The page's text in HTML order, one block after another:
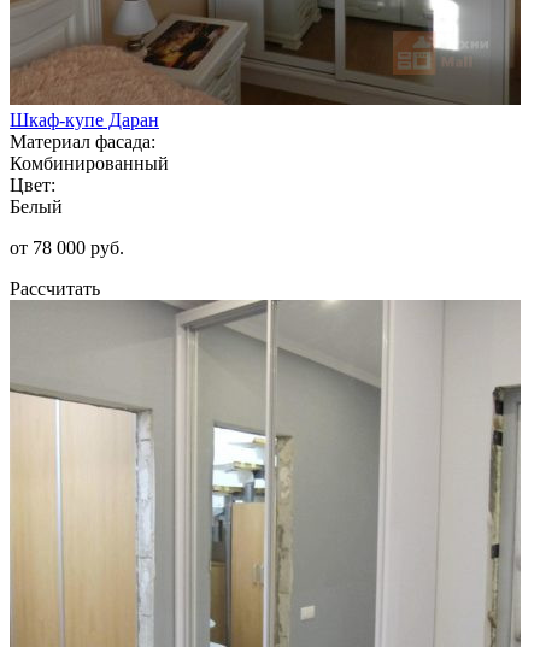
Шкаф-купе Даран
Материал фасада:
Комбинированный
Цвет:
Белый
от 78 000 руб.
Рассчитать